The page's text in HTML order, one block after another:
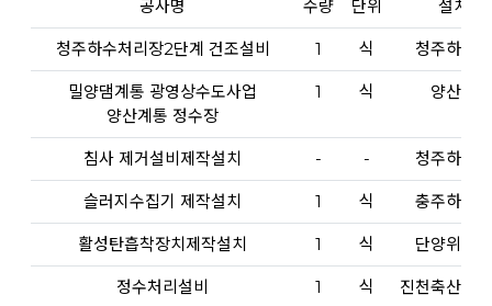
공사명 수량 단위 설치장
청주하수처리장2단계 건조설비 1 식 청주하수
밀양댐계통 광영상수도사업
양산계통 정수장
1 식 양산정
침사 제거설비제작설치 - - 청주하수
슬러지수집기 제작설치 1 식 충주하수
활성탄흡착장치제작설치 1 식 단양위생
정수처리설비 1 식 진천축산폐